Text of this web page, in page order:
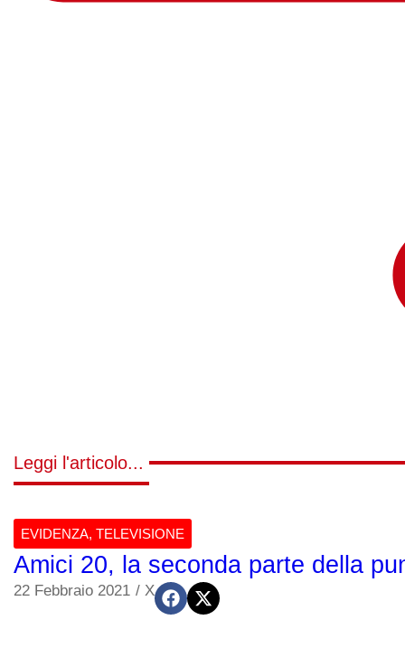
Leggi l'articolo...
EVIDENZA, TELEVISIONE
Amici 20, la seconda parte della
22 Febbraio 2021 / X